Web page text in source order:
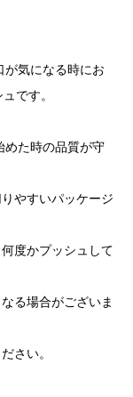
が気になる時にお
です。
めた時の品質が守
やすいパッケージ
度かプッシュして
る場合がございま
さい。